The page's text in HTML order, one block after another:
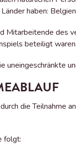
haben:
Mitarbeitende des
beteiligt waren.
uneingeschränkte
die
folgt: